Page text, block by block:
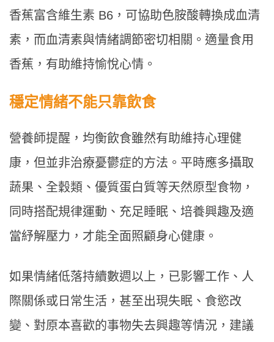
香蕉富含維生素 B6，可協助色胺酸轉換成血清
素，而血清素與情緒調節密切相關。適量食用
香蕉，有助維持愉悅心情。
穩定情緒不能只靠飲食
營養師提醒，均衡飲食雖然有助維持心理健
康，但並非治療憂鬱症的方法。平時應多攝取
蔬果、全穀類、優質蛋白質等天然原型食物，
同時搭配規律運動、充足睡眠、培養興趣及適
當紓解壓力，才能全面照顧身心健康。
如果情緒低落持續數週以上，已影響工作、人
際關係或日常生活，甚至出現失眠、食慾改
變、對原本喜歡的事物失去興趣等情況，建議